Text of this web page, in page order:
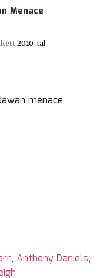
Menace
2010-tal
menace
, Anthony Daniels,